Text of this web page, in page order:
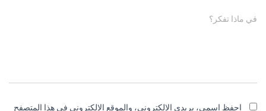
في ماذا تفكر؟
احفظ اسمي، بريدي الإلكتروني، والموقع الإلكتروني في هذا المتصفح